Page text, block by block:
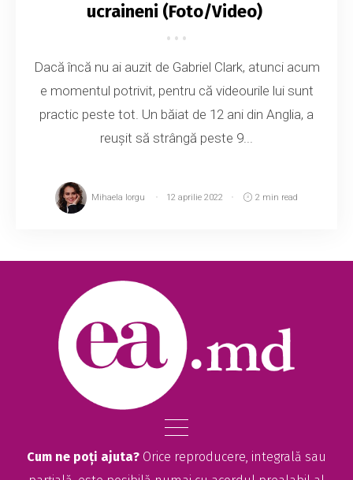
ucraineni (Foto/Video)
Dacă încă nu ai auzit de Gabriel Clark, atunci acum
e momentul potrivit, pentru că videourile lui sunt
practic peste tot. Un băiat de 12 ani din Anglia, a
reușit să strângă peste 9...
Mihaela Iorgu 12 aprilie 2022 2 min read
Cum ne poți ajuta? Orice reproducere, integrală sau